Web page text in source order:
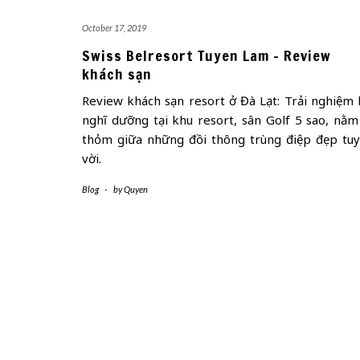
October 17, 2019
Swiss Belresort Tuyen Lam – Review
khách sạn
Review khách sạn resort ở Đà Lạt: Trải nghiệm
nghĩ dưỡng tại khu resort, sân Golf 5 sao, nằm
thỏm giữa những đồi thông trùng điệp đẹp
vời.
Blog - byQuyen